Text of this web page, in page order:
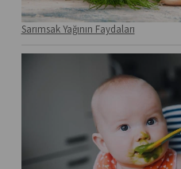
Sarımsak Yağının Faydaları